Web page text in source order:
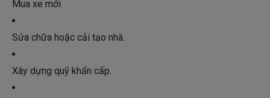
Mua xe mới.
Sửa chữa hoặc cải tạo nhà.
Xây dựng quỹ khẩn cấp.